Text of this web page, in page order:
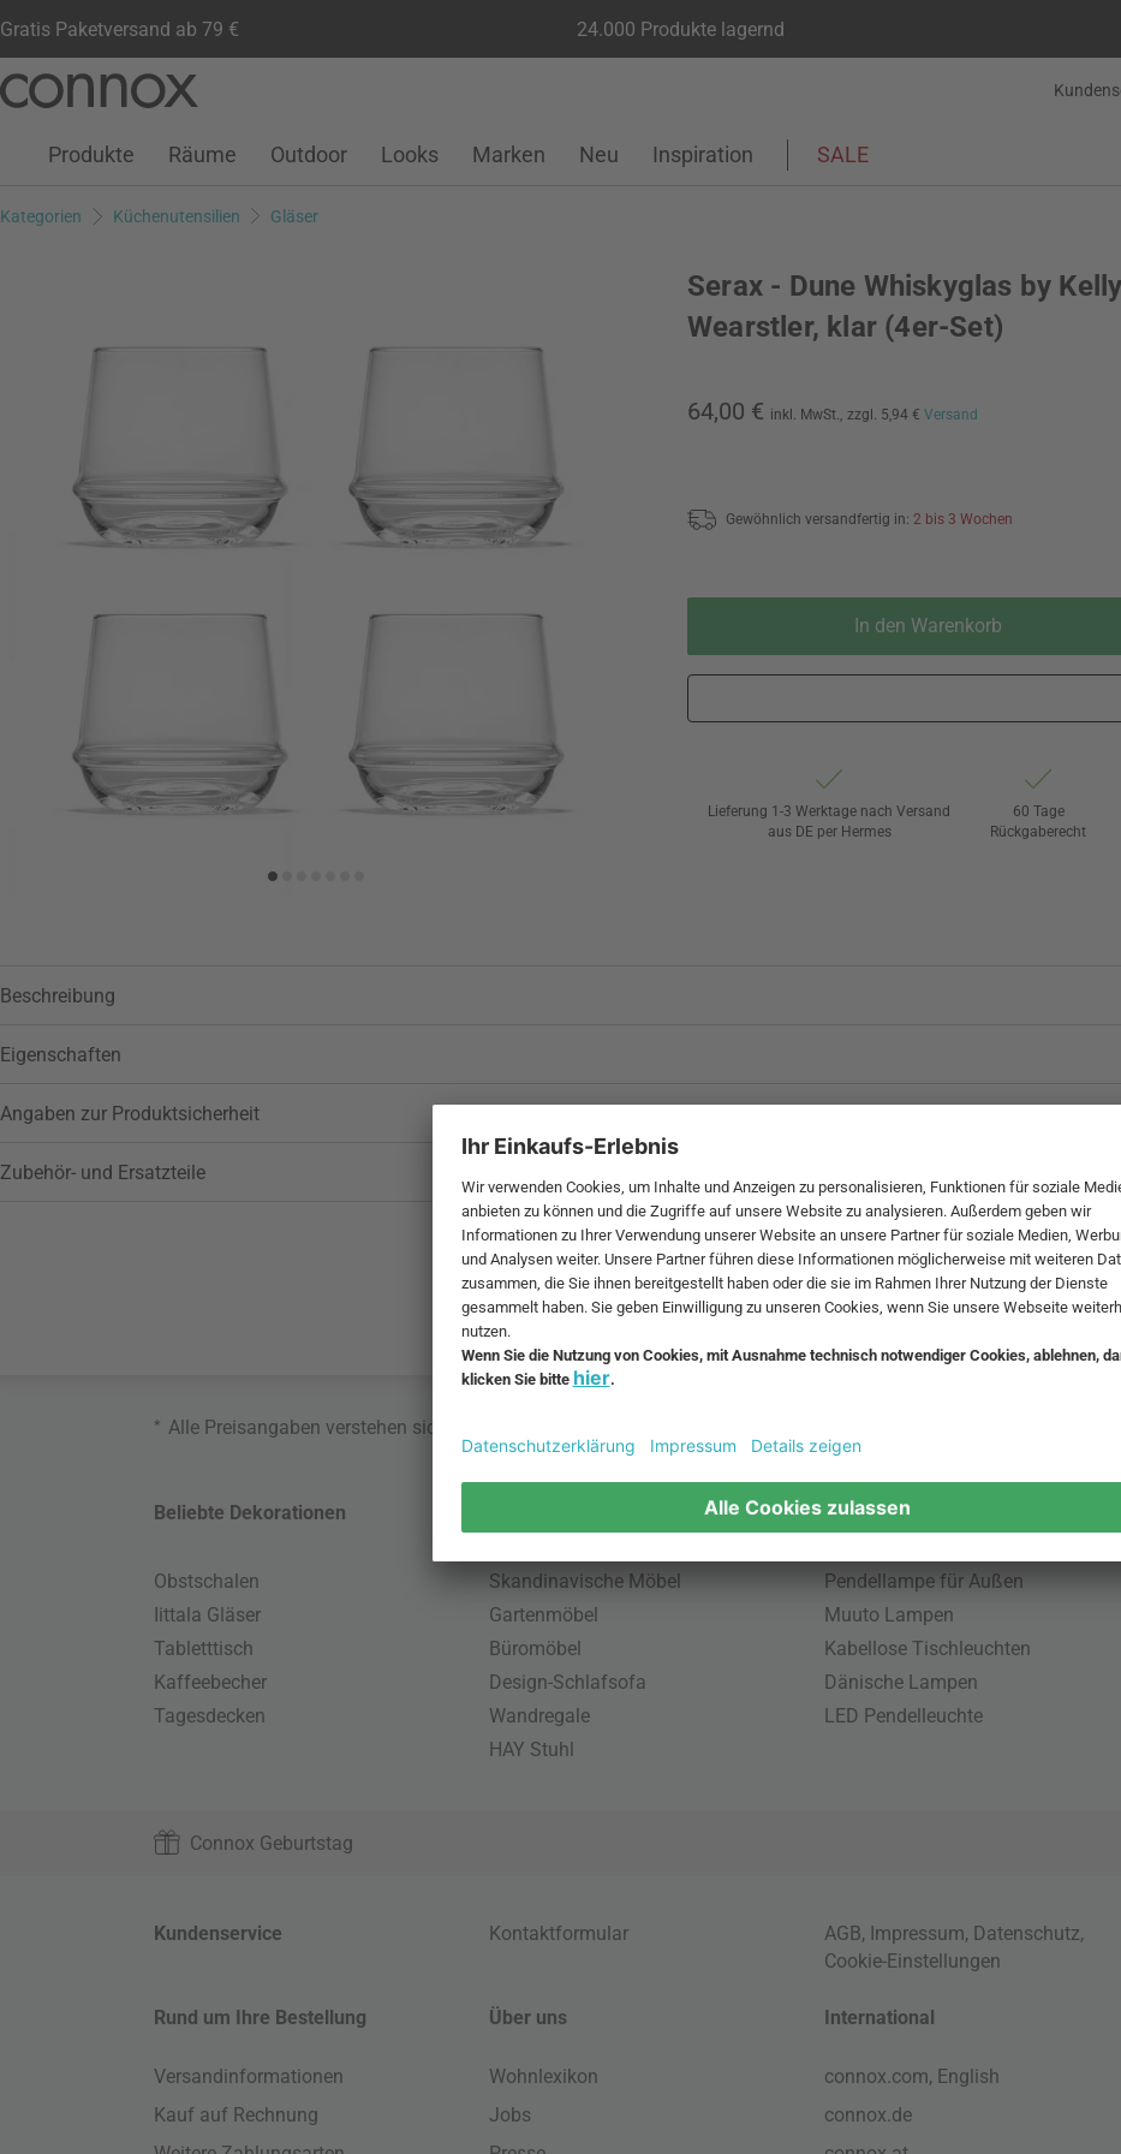
Gratis Paketversand ab 79 € 24.000 Produkte lagernd
Seiteninhalt
Suchfeld
Kundenkonto
Wunschliste
Warenkorb
Produkte Räume Outdoor Looks Marken Neu Inspiration SALE
Kategorien Küchenutensilien Gläser
Serax - Dune Whiskyglas by Kelly
Wearstler, klar (4er-Set)
64,00 € inkl. MwSt., zzgl. 5,94 € Versand
Gewöhnlich versandfertig in: 2 bis 3 Wochen
In den Warenkorb
Wunschliste hinzufügen
Lieferung 1-3 Werktage nach Versand
aus DE per Hermes
60 Tage
Rückgaberecht
Beschreibung
Eigenschaften
Angaben zur Produktsicherheit
Zubehör- und Ersatzteile
* Alle Preisangaben verstehen sich inklusive MwSt. und zzgl.
Beliebte Dekorationen
Obstschalen
Iittala Gläser
Tabletttisch
Kaffeebecher
Tagesdecken
Skandinavische Möbel
Gartenmöbel
Büromöbel
Design-Schlafsofa
Wandregale
HAY Stuhl
Beliebte Leuchten
Pendellampe für Außen
Muuto Lampen
Kabellose Tischleuchten
Dänische Lampen
LED Pendelleuchte
Connox Geburtstag
Kundenservice Kontaktformular AGB, Impressum, Datenschutz,
Cookie-Einstellungen
Rund um Ihre Bestellung
Versandinformationen
Kauf auf Rechnung
Über uns
Wohnlexikon
Jobs
International
connox.com, English
connox.de